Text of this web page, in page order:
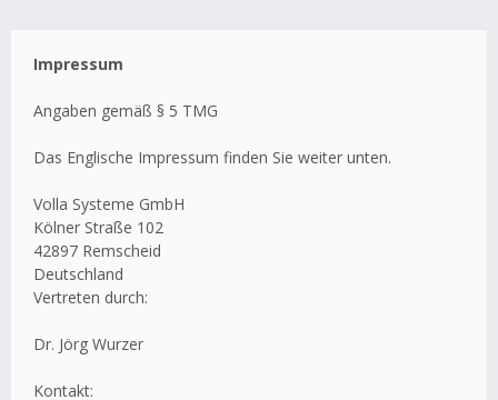
Impressum
Angaben gemäß § 5 TMG
Das Englische Impressum finden Sie weiter unten.
Volla Systeme GmbH
Kölner Straße 102
42897 Remscheid
Deutschland
Vertreten durch:
Dr. Jörg Wurzer
Kontakt: